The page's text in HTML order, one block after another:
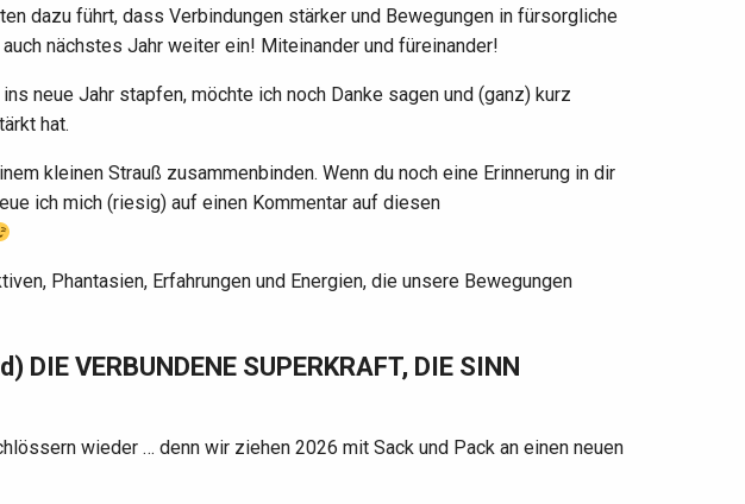
dazu führt, dass Verbindungen stärker und Bewegungen in fürsorgliche
nächstes Jahr weiter ein! Miteinander und füreinander!
neue Jahr stapfen, möchte ich noch Danke sagen und (ganz) kurz
hat.
kleinen Strauß zusammenbinden. Wenn du noch eine Erinnerung in dir
ich mich (riesig) auf einen Kommentar auf diesen
Phantasien, Erfahrungen und Energien, die unsere Bewegungen
DIE VERBUNDENE SUPERKRAFT, DIE SINN
wieder … denn wir ziehen 2026 mit Sack und Pack an einen neuen